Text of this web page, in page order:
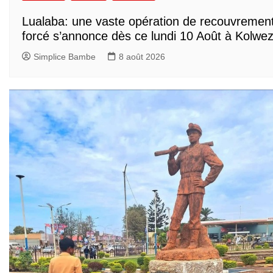
Lualaba: une vaste opération de
forcé s’annonce dès ce lundi 10 Août à
Simplice Bambe 8 août 2026